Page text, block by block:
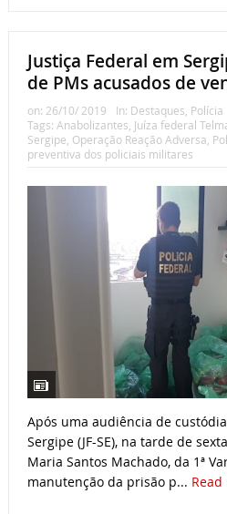
Justiça Federal em
de PMs acusados de
on: 26/10/ 2019 In: Destaques, Polícia
Tags: Anabolizantes, Juíza federal
Sergipe, Operação Reação Adversa,
preventiva dos policiais militares
Após uma audiência de
Sergipe (JF-SE), na tarde de
Maria Santos Machado, da 1ª
manutenção da prisão p...